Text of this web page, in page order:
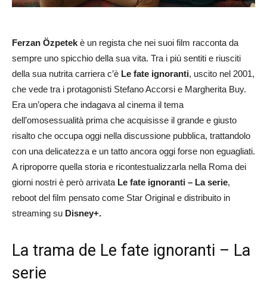
Ferzan Özpetek è un regista che nei suoi film racconta da
sempre uno spicchio della sua vita. Tra i più sentiti e riusciti
della sua nutrita carriera c’è Le fate ignoranti, uscito nel 2001,
che vede tra i protagonisti Stefano Accorsi e Margherita Buy.
Era un’opera che indagava al cinema il tema
dell’omosessualità prima che acquisisse il grande e giusto
risalto che occupa oggi nella discussione pubblica, trattandolo
con una delicatezza e un tatto ancora oggi forse non eguagliati.
A riproporre quella storia e ricontestualizzarla nella Roma dei
giorni nostri è però arrivata Le fate ignoranti – La serie,
reboot del film pensato come Star Original e distribuito in
streaming su Disney+.
La trama de Le fate ignoranti – La
serie